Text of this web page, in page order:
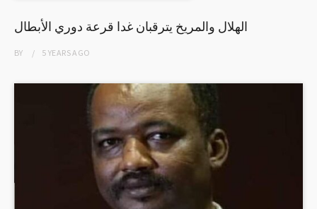
الهلال والمريخ يترقبان غدا قرعة دوري الأبطال
BY 5 YEARSAGO